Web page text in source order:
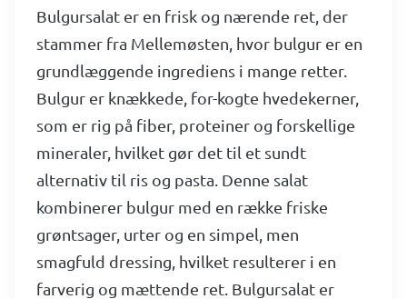
Bulgursalat er en frisk og nærende ret, der
stammer fra Mellemøsten, hvor bulgur er en
grundlæggende ingrediens i mange retter.
Bulgur er knækkede, for-kogte hvedekerner,
som er rig på fiber, proteiner og forskellige
mineraler, hvilket gør det til et sundt
alternativ til ris og pasta. Denne salat
kombinerer bulgur med en række friske
grøntsager, urter og en simpel, men
smagfuld dressing, hvilket resulterer i en
farverig og mættende ret. Bulgursalat er